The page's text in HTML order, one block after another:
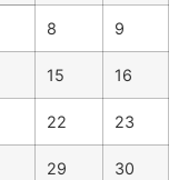
8 9
15 16
22 23
29 30